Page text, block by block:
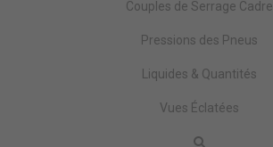
Couples de Serrage Cadre
Pressions des Pneus
Liquides & Quantités
Vues Éclatées